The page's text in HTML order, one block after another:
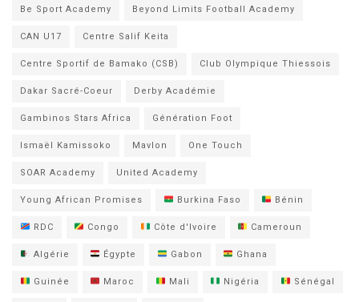
Be Sport Academy Beyond Limits Football Academy
CAN U17 Centre Salif Keita
Centre Sportif de Bamako (CSB) Club Olympique Thiessois
Dakar Sacré-Coeur Derby Académie
Gambinos Stars Africa Génération Foot
Ismaël Kamissoko Mavlon One Touch
SOAR Academy United Academy
Young African Promises Burkina Faso Bénin
RDC Congo Côte d'Ivoire Cameroun
Algérie Égypte Gabon Ghana
Guinée Maroc Mali Nigéria Sénégal